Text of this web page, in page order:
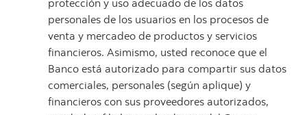
protección y uso adecuado de los datos
personales de los usuarios en los procesos de
venta y mercadeo de productos y servicios
financieros. Asimismo, usted reconoce que el
Banco está autorizado para compartir sus datos
comerciales, personales (según aplique) y
financieros con sus proveedores autorizados,